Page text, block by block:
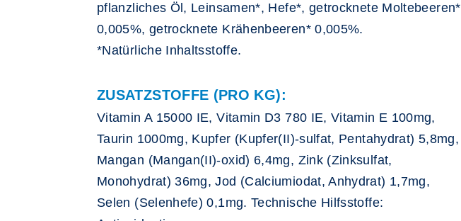
pflanzliches Öl, Leinsamen*, Hefe*, getrocknete Moltebeeren*
0,005%, getrocknete Krähenbeeren* 0,005%.
*Natürliche Inhaltsstoffe.
ZUSATZSTOFFE (PRO KG):
Vitamin A 15000 IE, Vitamin D3 780 IE, Vitamin E 100mg,
Taurin 1000mg, Kupfer (Kupfer(II)-sulfat, Pentahydrat) 5,8mg,
Mangan (Mangan(II)-oxid) 6,4mg, Zink (Zinksulfat,
Monohydrat) 36mg, Jod (Calciumiodat, Anhydrat) 1,7mg,
Selen (Selenhefe) 0,1mg. Technische Hilfsstoffe: